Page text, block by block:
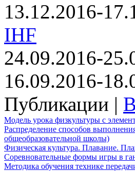
13.12.2016-
IHF
24.09.2016-
16.09.2016-
Публикации |
Модель урока физкультуры с
Распределение способов
общеобразовательной школы)
Физическая культура. Плавание.
Соревновательные формы игры в
Методика обучения технике